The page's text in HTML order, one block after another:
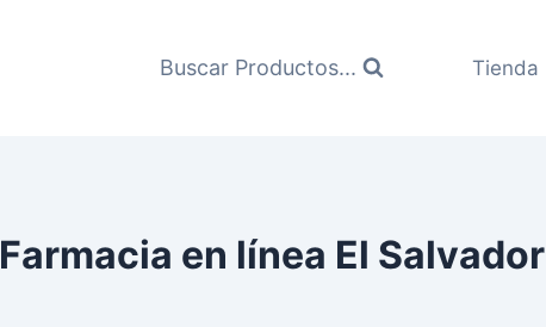
Buscar Productos... Tienda
Farmacia en línea El Salvador